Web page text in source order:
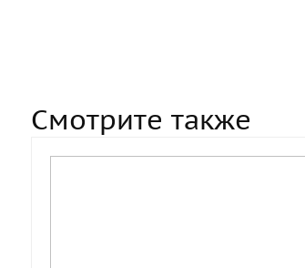
Смотрите также